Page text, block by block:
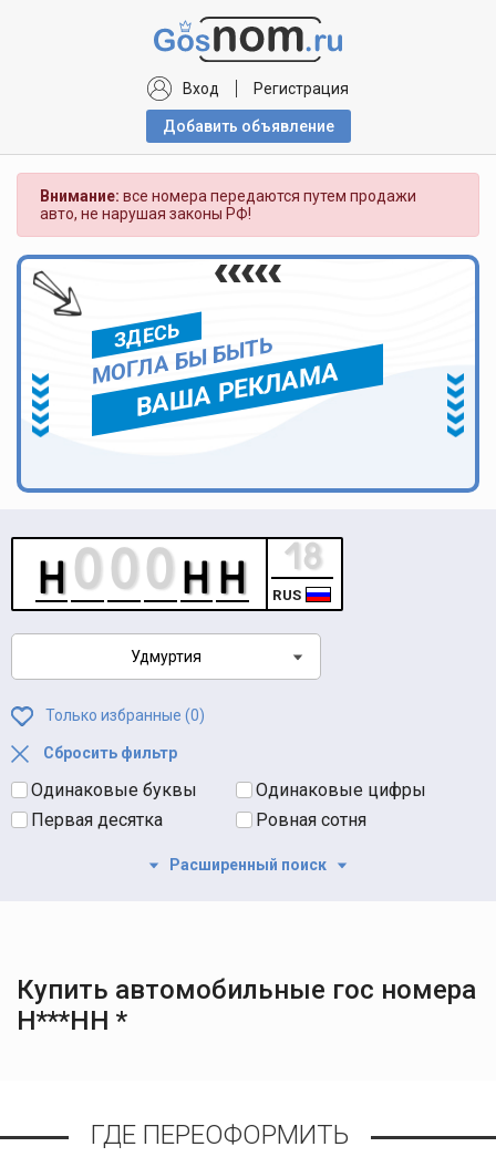
Вход Регистрация
Добавить объявлениe
Внимание: все номера передаются путем продажи
авто, не нарушая законы РФ!
ЗДЕСЬ
МОГЛА БЫ БЫТЬ
ВАША РЕКЛАМА
RUS
Удмуртия
Только избранные (0)
Сбросить фильтр
Одинаковые буквы
Одинаковые цифры
Первая десятка
Ровная сотня
Расширенный поиск
Купить автомобильные гос номера
Н***НН *
ГДЕ ПЕРЕОФОРМИТЬ